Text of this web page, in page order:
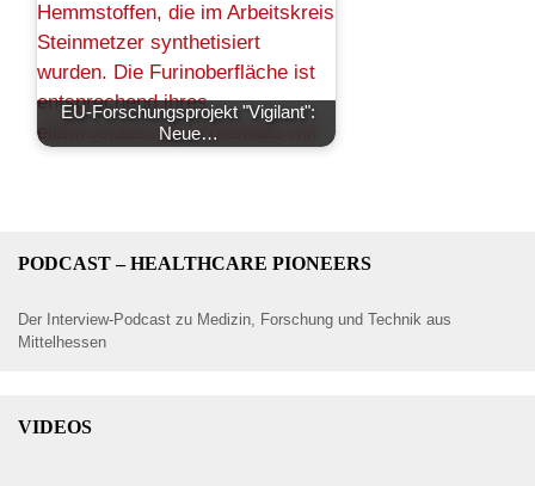
EU-Forschungsprojekt "Vigilant":
Neue…
PODCAST – HEALTHCARE PIONEERS
Der Interview-Podcast zu Medizin, Forschung und Technik aus
Mittelhessen
VIDEOS